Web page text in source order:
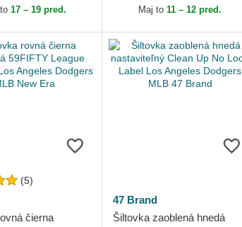
Era
17 – 19 pred.
Angeles Dodgers MLB New
Maj to11 – 12 pred.
(5)
čierna
47 Brand
Šiltovka zaoblená hnedá